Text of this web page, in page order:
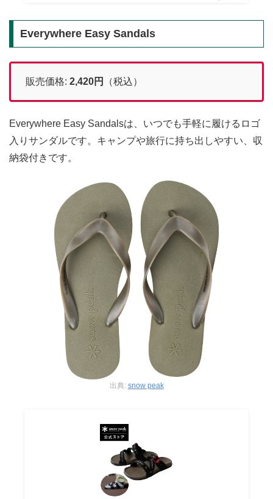
Everywhere Easy Sandals
販売価格: 2,420円 （税込）
Everywhere Easy Sandalsは、いつでも手軽に履けるロゴ
入りサンダルです。キャンプや旅行に持ち出しやすい、収
納袋付きです。
出典: snow peak